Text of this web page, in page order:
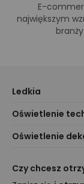
E-
największym
branży
Ledkia
Obsługa Klienta
Metody Dostawy
Jesteś
Oświetlenie
Marki
Kalkulator
Oświetlenie
Trendy
Czy chcesz